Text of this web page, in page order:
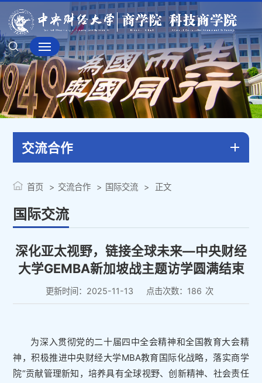
交流合作
国际交流
首页 交流合作 国际交流 正文
深化亚太视野，链接全球未来—中央财经
大学GEMBA新加坡战主题访学圆满结束
更新时间：2025-11-13 点击次数： 186 次
为深入贯彻党的二十届四中全会精神和全国教育大会精
神，积极推进中央财经大学MBA教育国际化战略，落实商学
院“贡献管理新知，培养具有全球视野、创新精神、社会责任